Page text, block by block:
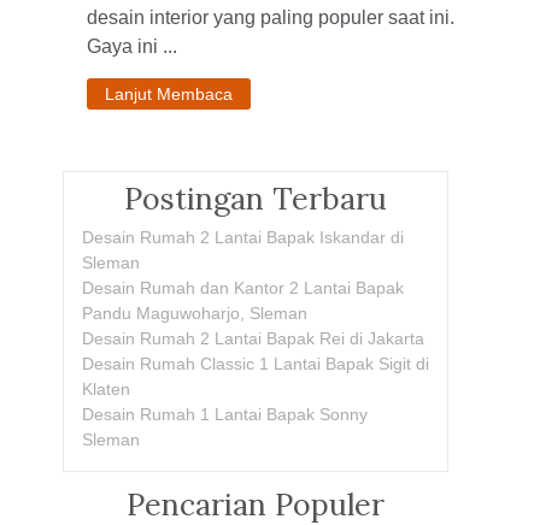
desain interior yang paling populer saat ini.
Gaya ini ...
Lanjut Membaca
Postingan Terbaru
Desain Rumah 2 Lantai Bapak Iskandar di
Sleman
Desain Rumah dan Kantor 2 Lantai Bapak
Pandu Maguwoharjo, Sleman
Desain Rumah 2 Lantai Bapak Rei di Jakarta
Desain Rumah Classic 1 Lantai Bapak Sigit di
Klaten
Desain Rumah 1 Lantai Bapak Sonny
Sleman
Pencarian Populer